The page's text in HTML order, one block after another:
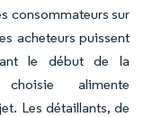
consommateurs sur
acheteurs puissent
le début de la
alimente
Les détaillants, de